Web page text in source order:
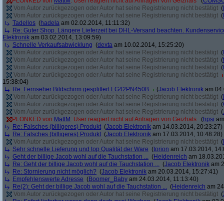
Vom Autor zurückgezogen oder Autor hat seine Registrierung nicht bestätigt (
Vom Autor zurückgezogen oder Autor hat seine Registrierung nicht bestätigt (
Tadellos (hadela am 02.02.2014, 11:11:32)
Re: Guter Shop. Längere Lieferzeit bei DHL-Versand beachten.
Elektronik am 03.02.2014, 13:09:59)
Schnelle Verkaufsabwicklung (dexta am 10.02.2014, 15:25:20)
Vom Autor zurückgezogen oder Autor hat seine Registrierung nicht bestätigt (
Vom Autor zurückgezogen oder Autor hat seine Registrierung nicht bestätigt (
Vom Autor zurückgezogen oder Autor hat seine Registrierung nicht bestätigt (
Vom Autor zurückgezogen oder Autor hat seine Registrierung nicht bestätigt
15:38:04)
Re: Fernseher Bildschirm gesplittert LG42PN450B
(Jacob Elektronik am
Vom Autor zurückgezogen oder Autor hat seine Registrierung nicht bestätigt (
Vom Autor zurückgezogen oder Autor hat seine Registrierung nicht bestätigt (
Vom Autor zurückgezogen oder Autor hat seine Registrierung nicht bestätigt (
PLONKED von MattM : User reagiert nicht auf Anfragen von Geizhals (hpsi
Re: Falsches (billigeres) Produkt (Jacob Elektronik am 14.03.2014, 20:23:27)
Re: Falsches (billigeres) Produkt (Jacob Elektronik am 17.03.2014, 10:48:28)
Vom Autor zurückgezogen oder Autor hat seine Registrierung nicht bestätigt (
Sehr schnelle Lieferung und top Qualität der Ware (torion am 17.03.2014,
Geht der billige Jacob wohl auf die Tauchstation ... (Heidenreich am
Re: Geht der billige Jacob wohl auf die Tauchstation ... (Jacob Elektronik am
Re: Stornierung nicht möglich? (Jacob Elektronik am 20.03.2014, 15:27:41)
Empfehlenswerte Adresse (Boomer_Baby am 24.03.2014, 11:13:40)
Re(2): Geht der billige Jacob wohl auf die Tauchstation ... (Heidenreich am
Vom Autor zurückgezogen oder Autor hat seine Registrierung nicht bestätigt (